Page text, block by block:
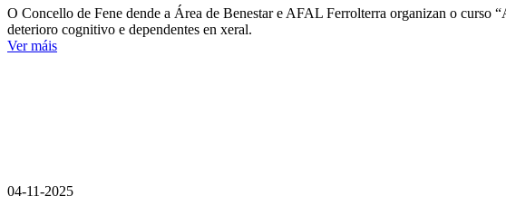
O Concello de Fene dende a Área de Benestar e AFAL Ferrolterra organizan o curso
deterioro cognitivo e dependentes en xeral.
Ver máis
04-11-2025